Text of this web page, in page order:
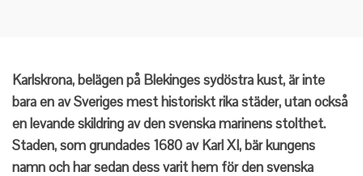
Karlskrona, belägen på Blekinges sydöstra kust, är inte
bara en av Sveriges mest historiskt rika städer, utan också
en levande skildring av den svenska marinens stolthet.
Staden, som grundades 1680 av Karl XI, bär kungens
namn och har sedan dess varit hem för den svenska